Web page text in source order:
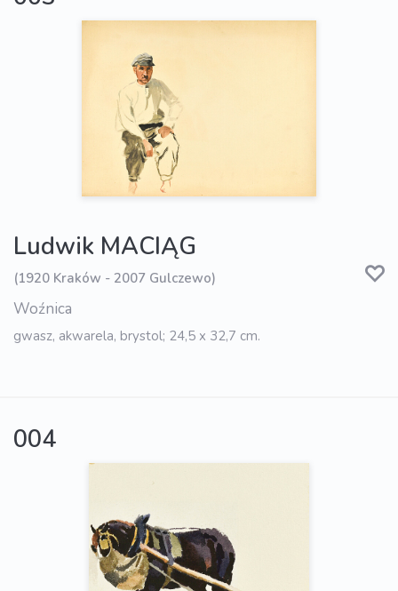
Ludwik MACIĄG
(1920 Kraków - 2007 Gulczewo)
Woźnica
gwasz, akwarela, brystol; 24,5 x 32,7 cm.
004